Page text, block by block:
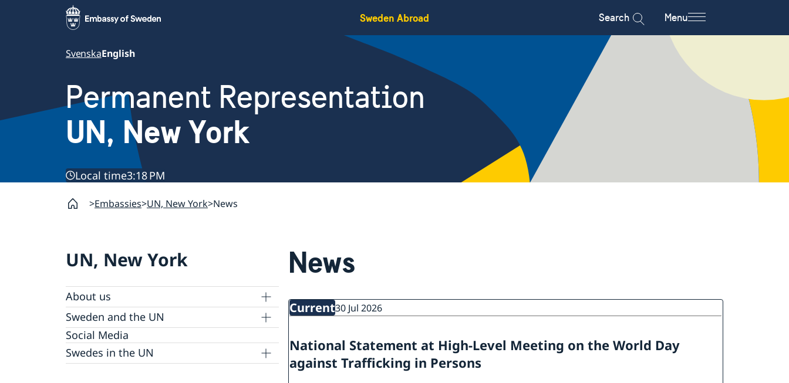
Sweden Abroad Search Menu
SvenskaEnglish
Permanent Representation
UN, New York
Local time3:18 PM
Embassies UN, New York News
UN, New York
About us
Our staff
Bio Ambassador Nicola Clase
Job Openings
Contact
Internship
Sweden and the UN
UN in a Brief
Social Media
Swedes in the UN
News
Current30 Jul 2026
National Statement at High-Level Meeting on the World Day
against Trafficking in Persons